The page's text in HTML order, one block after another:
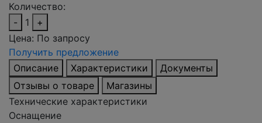
Количество:
-
1
+
Цена: По запросу
Получить предложение
Описание
Характеристики
Документы
Отзывы о товаре
Магазины
Технические характеристики
Оснащение